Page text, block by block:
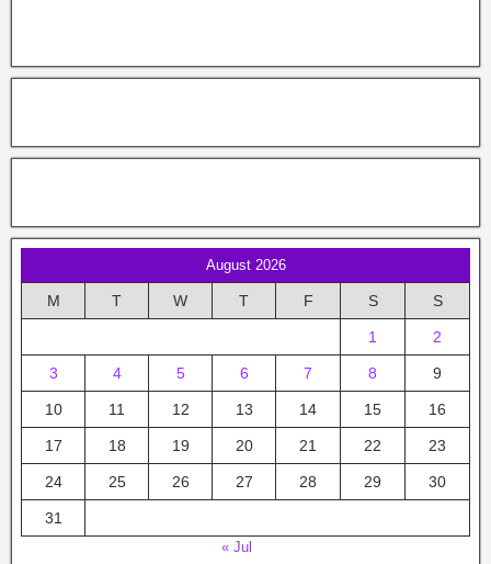
August 2026
M T W T F S S
1 2
3 4 5 6 7 8 9
10 11 12 13 14 15 16
17 18 19 20 21 22 23
24 25 26 27 28 29 30
31
« Jul